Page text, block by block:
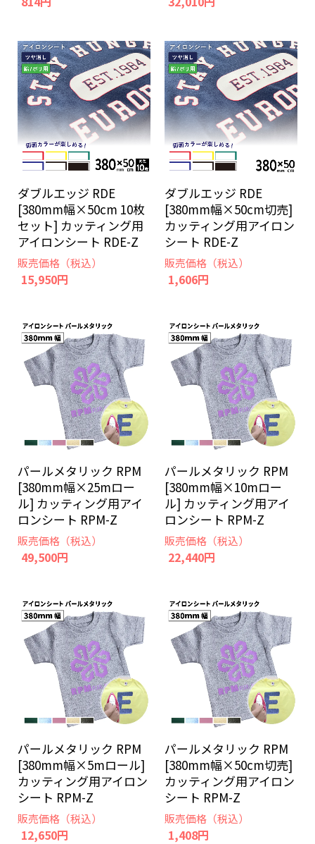
ダブルエッジ RDE
[380mm幅×50cm 10枚
セット] カッティング用
アイロンシート RDE-Z
販売価格（税込）
15,950円
ダブルエッジ RDE
[380mm幅×50cm切売]
カッティング用アイロン
シート RDE-Z
販売価格（税込）
1,606円
パールメタリック RPM
[380mm幅×25mロー
ル] カッティング用アイ
ロンシート RPM-Z
販売価格（税込）
49,500円
パールメタリック RPM
[380mm幅×10mロー
ル] カッティング用アイ
ロンシート RPM-Z
販売価格（税込）
22,440円
パールメタリック RPM
[380mm幅×5mロール]
カッティング用アイロン
シート RPM-Z
販売価格（税込）
12,650円
パールメタリック RPM
[380mm幅×50cm切売]
カッティング用アイロン
シート RPM-Z
販売価格（税込）
1,408円